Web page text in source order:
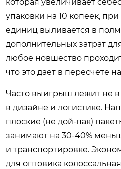
которая увеличивает
упаковки на 10 копеек,
единиц выливается в
дополнительных затрат
любое новшество
что это дает в пересчете
Часто выигрыш лежит не в
в дизайне и логистике.
плоские (не дой-пак)
занимают на 30-40%
и транспортировке.
для оптовика